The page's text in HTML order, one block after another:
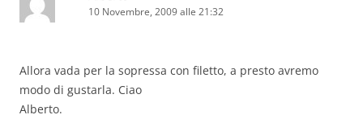
10 Novembre, 2009 alle 21:32
Allora vada per la sopressa con filetto, a presto avremo
modo di gustarla. Ciao
Alberto.